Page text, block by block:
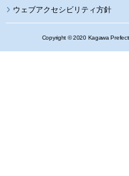
ウェブアクセシビリティ方針
Copyright © 2020 Kagawa